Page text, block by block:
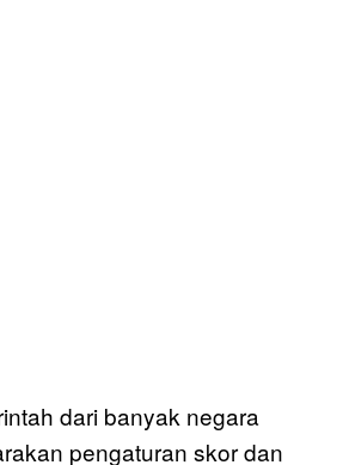
dari banyak negara
pengaturan skor dan